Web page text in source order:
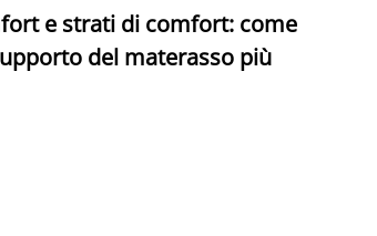
e strati di comfort: come
del materasso più